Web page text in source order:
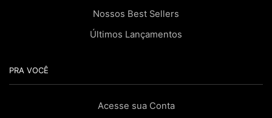
Nossos Best Sellers
Últimos Lançamentos
PRA VOCÊ
Acesse sua Conta